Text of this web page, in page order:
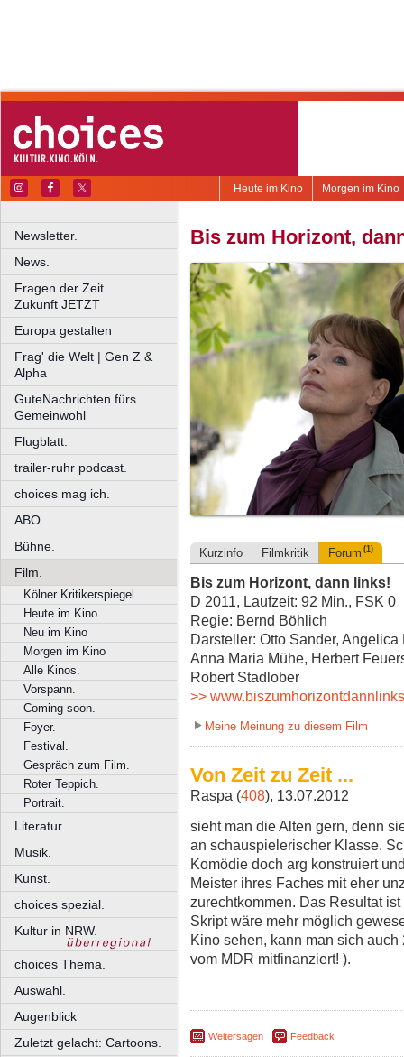
Morgen im Kino
Heute im Kino
Newsletter.
News.
Fragen der Zeit
Zukunft JETZT
Europa gestalten
Frag' die Welt | Gen Z &
Alpha
GuteNachrichten fürs
Gemeinwohl
Flugblatt.
trailer-ruhr podcast.
choices mag ich.
ABO.
Bühne.
Film.
Kölner Kritikerspiegel.
Heute im Kino
Neu im Kino
Morgen im Kino
Alle Kinos.
Vorspann.
Coming soon.
Foyer.
Festival.
Gespräch zum Film.
Roter Teppich.
Portrait.
Literatur.
Musik.
Kunst.
choices spezial.
Kultur in NRW.
choices Thema.
Auswahl.
Augenblick
Zuletzt gelacht: Cartoons.
Bis zum Horizont,
Kurzinfo Filmkritik Forum (1)
Bis zum Horizont, dann links!
D 2011, Laufzeit: 92 Min., FSK 0
Regie: Bernd Böhlich
Darsteller: Otto Sander,
Anna Maria Mühe, Herbert
Robert Stadlober
>>
Meine Meinung zu diesem Film
Von Zeit zu Zeit ...
Raspa (408), 13.07.2012
sieht man die Alten gern, denn
an schauspielerischer Klasse.
Komödie doch arg konstruiert
Meister ihres Faches mit eher
zurechtkommen. Das Resultat
Skript wäre mehr möglich
Kino sehen, kann man sich
vom MDR mitfinanziert! ).
Weitersagen Feedback